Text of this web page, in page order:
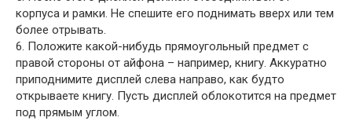
корпуса и рамки. Не спешите его поднимать вверх или тем
более отрывать.
6. Положите какой-нибудь прямоугольный предмет с
правой стороны от айфона – например, книгу. Аккуратно
приподнимите дисплей слева направо, как будто
открываете книгу. Пусть дисплей облокотится на предмет
под прямым углом.